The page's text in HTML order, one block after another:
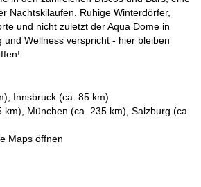
Nachtskilaufen. Ruhige Winterdörfer,
und nicht zuletzt der Aqua Dome in
und Wellness verspricht - hier bleiben
Innsbruck (ca. 85 km)
München (ca. 235 km), Salzburg (ca.
Maps öffnen